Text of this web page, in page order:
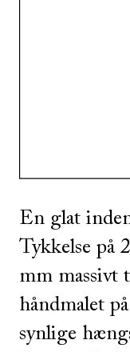
En glat
Tykkelse på
mm massivt
håndmalet
synlige